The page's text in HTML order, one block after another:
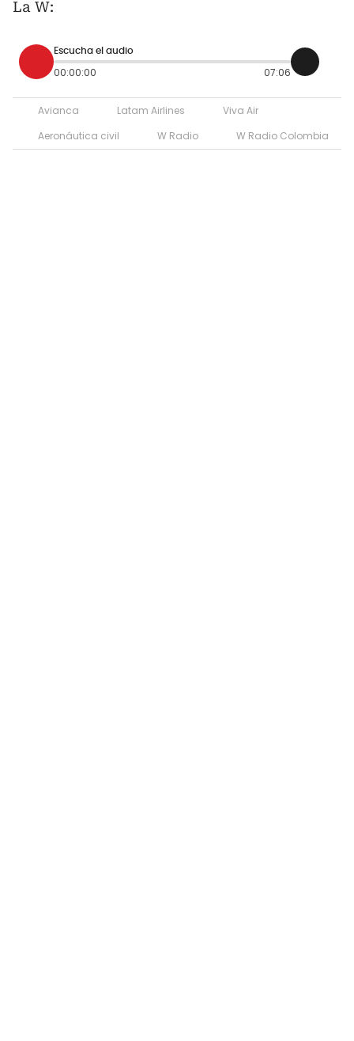
La W:
Escucha el audio
00:00:00 07:06
Avianca Latam Airlines
Viva Air
Aeronáutica civil
W Radio W Radio Colombia